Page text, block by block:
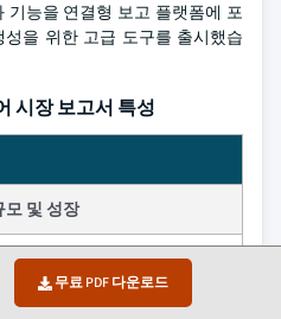
무료 PDF 다운로드
기능을 연결형 보고 플랫폼에 포
을 위한 고급 도구를 출시했습
시장 보고서 특성
모 및 성장